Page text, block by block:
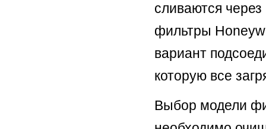
сливаются
фильтры
вариант
которую все
Выбор модели